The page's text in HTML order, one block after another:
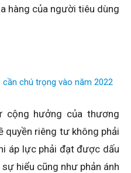
hàng của người tiêu dùng
chú trọng vào năm 2022
cộng hưởng của thương
quyền riêng tư không phải
áp lực phải đạt được dấu
hiểu cũng như phản ánh